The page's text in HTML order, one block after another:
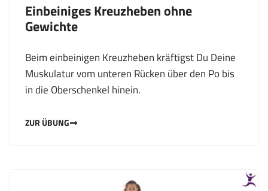
Einbeiniges Kreuzheben ohne
Gewichte
Beim einbeinigen Kreuzheben kräftigst Du Deine
Muskulatur vom unteren Rücken über den Po bis
in die Oberschenkel hinein.
ZUR ÜBUNG